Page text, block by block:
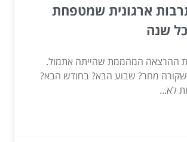
ארגונית שמטפחת
שנה
ההרצאה המהממת שהייתה אתמול.
מחר? שבוע הבא? בחודש הבא?
לא...